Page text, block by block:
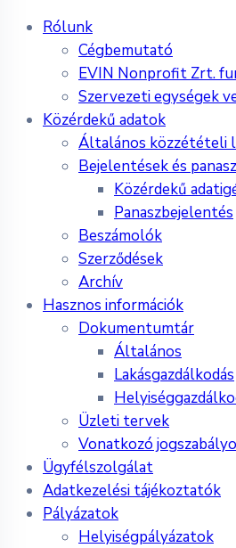
Rólunk
Cégbemutató
EVIN Nonprofit Zrt.
Szervezeti egységek
Közérdekű adatok
Általános közzétételi
Bejelentések és
Közérdekű
Panaszbejelentés
Beszámolók
Szerződések
Archív
Hasznos információk
Dokumentumtár
Általános
Lakásgazdálkodás
Üzleti tervek
Vonatkozó
Ügyfélszolgálat
Adatkezelési tájékoztatók
Pályázatok
Helyiségpályázatok